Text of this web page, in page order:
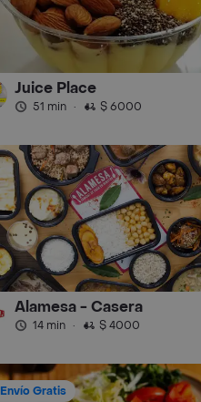
Juice Place
51 min · $ 6000
Alamesa - Casera
14 min · $ 4000
Envío Gratis